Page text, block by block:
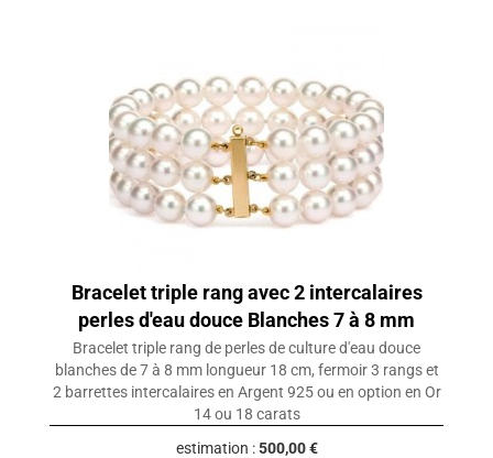
Bracelet triple rang avec 2 intercalaires
perles d'eau douce Blanches 7 à 8 mm
Bracelet triple rang de perles de culture d'eau douce
blanches de 7 à 8 mm longueur 18 cm, fermoir 3 rangs et
2 barrettes intercalaires en Argent 925 ou en option en Or
14 ou 18 carats
estimation :500,00 €